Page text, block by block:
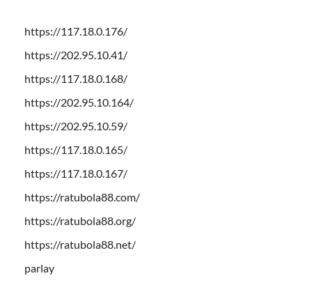
https://117.18.0.176/
https://202.95.10.41/
https://117.18.0.168/
https://202.95.10.164/
https://202.95.10.59/
https://117.18.0.165/
https://117.18.0.167/
https://ratubola88.com/
https://ratubola88.org/
https://ratubola88.net/
parlay